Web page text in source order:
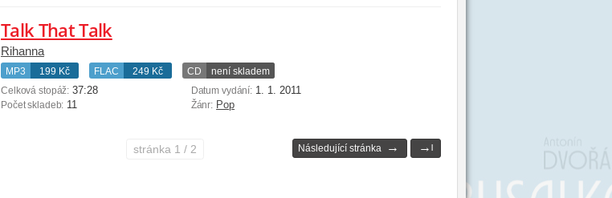
Talk That Talk
Rihanna
MP3 199 Kč FLAC 249 Kč CD
není skladem
Celková stopáž: 37:28
Počet skladeb: 11
Datum vydání: 1. 1. 2011
Žánr: Pop
stránka 1 / 2 Následující stránka → →